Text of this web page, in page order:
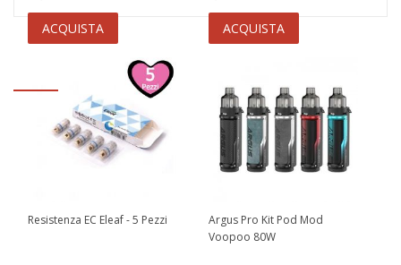
ACQUISTA ACQUISTA
Resistenza EC Eleaf - 5 Pezzi
Argus Pro Kit Pod Mod
Voopoo 80W